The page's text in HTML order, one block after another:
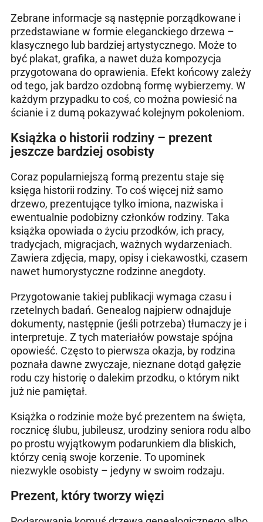
Zebrane informacje są następnie porządkowane i
przedstawiane w formie eleganckiego drzewa –
klasycznego lub bardziej artystycznego. Może to
być plakat, grafika, a nawet duża kompozycja
przygotowana do oprawienia. Efekt końcowy zależy
od tego, jak bardzo ozdobną formę wybierzemy. W
każdym przypadku to coś, co można powiesić na
ścianie i z dumą pokazywać kolejnym pokoleniom.
Książka o historii rodziny – prezent
jeszcze bardziej osobisty
Coraz popularniejszą formą prezentu staje się
księga historii rodziny. To coś więcej niż samo
drzewo, prezentujące tylko imiona, nazwiska i
ewentualnie podobizny członków rodziny. Taka
książka opowiada o życiu przodków, ich pracy,
tradycjach, migracjach, ważnych wydarzeniach.
Zawiera zdjęcia, mapy, opisy i ciekawostki, czasem
nawet humorystyczne rodzinne anegdoty.
Przygotowanie takiej publikacji wymaga czasu i
rzetelnych badań. Genealog najpierw odnajduje
dokumenty, następnie (jeśli potrzeba) tłumaczy je i
interpretuje. Z tych materiałów powstaje spójna
opowieść. Często to pierwsza okazja, by rodzina
poznała dawne zwyczaje, nieznane dotąd gałęzie
rodu czy historię o dalekim przodku, o którym nikt
już nie pamiętał.
Książka o rodzinie może być prezentem na święta,
rocznicę ślubu, jubileusz, urodziny seniora rodu albo
po prostu wyjątkowym podarunkiem dla bliskich,
którzy cenią swoje korzenie. To upominek
niezwykle osobisty – jedyny w swoim rodzaju.
Prezent, który tworzy więzi